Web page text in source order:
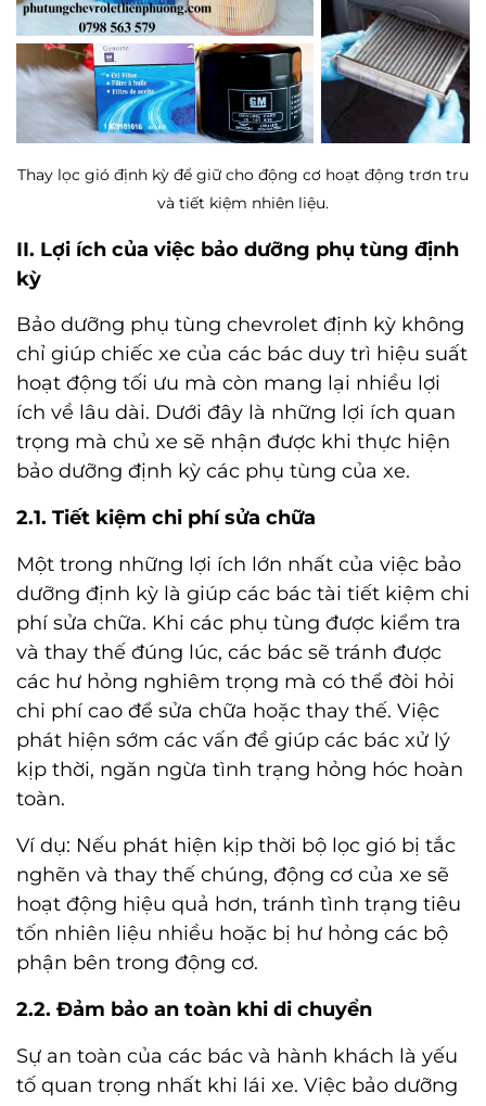
Thay lọc gió định kỳ để giữ cho động cơ hoạt động trơn tru
và tiết kiệm nhiên liệu.
II. Lợi ích của việc bảo dưỡng phụ tùng định
kỳ
Bảo dưỡng phụ tùng chevrolet định kỳ không
chỉ giúp chiếc xe của các bác duy trì hiệu suất
hoạt động tối ưu mà còn mang lại nhiều lợi
ích về lâu dài. Dưới đây là những lợi ích quan
trọng mà chủ xe sẽ nhận được khi thực hiện
bảo dưỡng định kỳ các phụ tùng của xe.
2.1. Tiết kiệm chi phí sửa chữa
Một trong những lợi ích lớn nhất của việc bảo
dưỡng định kỳ là giúp các bác tài tiết kiệm chi
phí sửa chữa. Khi các phụ tùng được kiểm tra
và thay thế đúng lúc, các bác sẽ tránh được
các hư hỏng nghiêm trọng mà có thể đòi hỏi
chi phí cao để sửa chữa hoặc thay thế. Việc
phát hiện sớm các vấn đề giúp các bác xử lý
kịp thời, ngăn ngừa tình trạng hỏng hóc hoàn
toàn.
Ví dụ: Nếu phát hiện kịp thời bộ lọc gió bị tắc
nghẽn và thay thế chúng, động cơ của xe sẽ
hoạt động hiệu quả hơn, tránh tình trạng tiêu
tốn nhiên liệu nhiều hoặc bị hư hỏng các bộ
phận bên trong động cơ.
2.2. Đảm bảo an toàn khi di chuyển
Sự an toàn của các bác và hành khách là yếu
tố quan trọng nhất khi lái xe. Việc bảo dưỡng